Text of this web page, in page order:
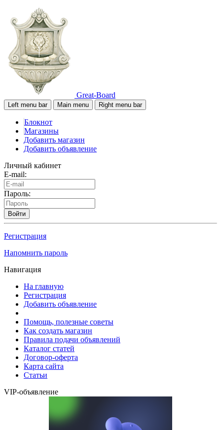
Great-Board
Left menu bar Main menu Right menu bar
Блокнот
Магазины
Добавить магазин
Добавить объявление
Личный кабинет
E-mail:
Пароль:
Войти
Регистрация
Напомнить пароль
Навигация
На главную
Регистрация
Добавить объявление
Помощь, полезные советы
Как создать магазин
Правила подачи объявлений
Каталог статей
Договор-оферта
Карта сайта
Статьи
VIP-объявление